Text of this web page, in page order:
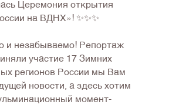
Церемония открытия
на ВДНХ»! ✨✨✨
и незабываемо! Репортаж
участие 17 Зимних
регионов России мы Вам
новости, а здесь хотим
момент-